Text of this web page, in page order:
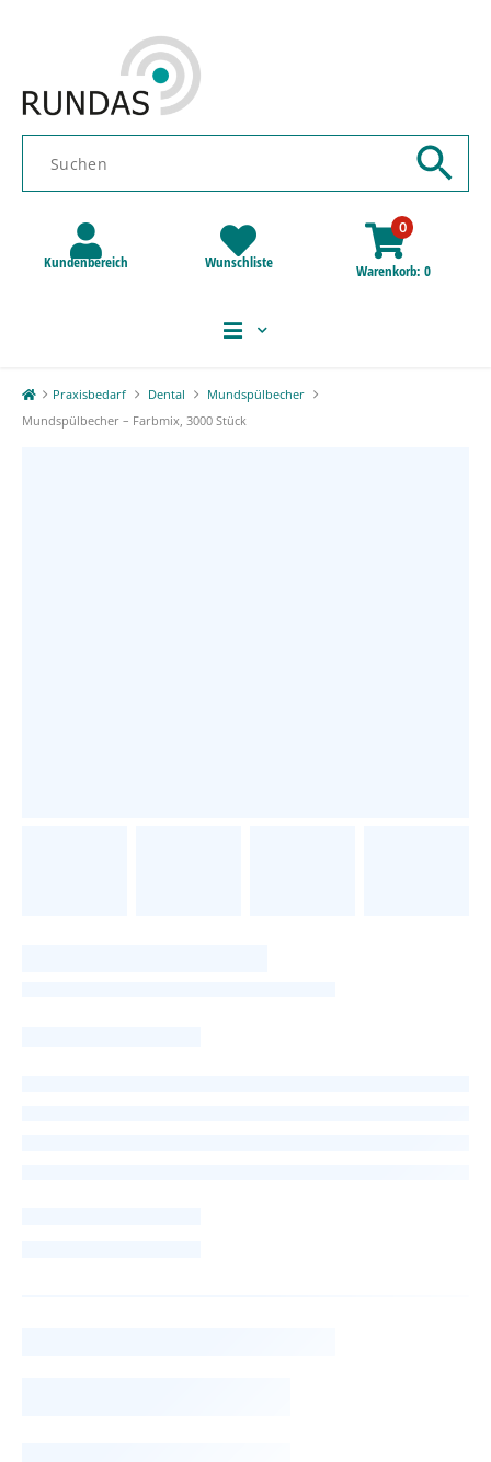
Kundenbereich Wunschliste
0
Warenkorb 0
Praxisbedarf Dental
Mundspülbecher
Mundspülbecher – Farbmix, 3000 Stück